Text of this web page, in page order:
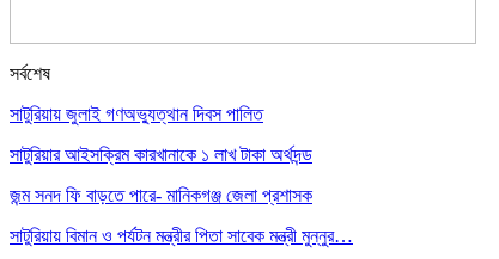
সর্বশেষ
সাটুরিয়ায় জুলাই গণঅভ্যুত্থান দিবস পালিত
সাটুরিয়ার আইসক্রিম কারখানাকে ১ লাখ টাকা অর্থদন্ড
জন্ম সনদ ফি বাড়তে পারে- মানিকগঞ্জ জেলা প্রশাসক
সাটুরিয়ায় বিমান ও পর্যটন মন্ত্রীর পিতা সাবেক মন্ত্রী মুন্নুর…